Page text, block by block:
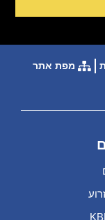
מפת אתר